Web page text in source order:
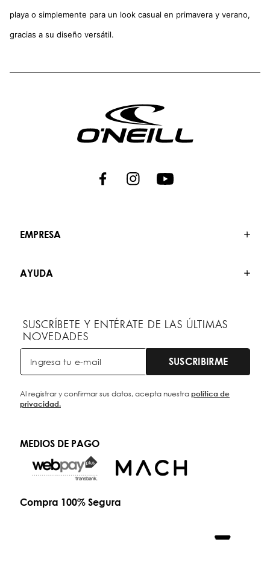
playa o simplemente para un look casual en primavera y verano,
gracias a su diseño versátil.
EMPRESA
AYUDA
SUSCRÍBETE Y ENTÉRATE DE LAS ÚLTIMAS
NOVEDADES
SUSCRIBIRME
Al registrar y confirmar sus datos, acepta nuestrapolítica de
privacidad.
MEDIOS DE PAGO
Compra 100% Segura